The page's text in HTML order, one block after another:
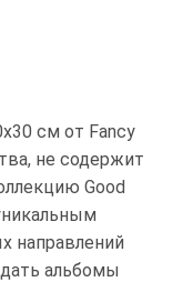
см от Fancy
не содержит
Good
направлений
альбомы